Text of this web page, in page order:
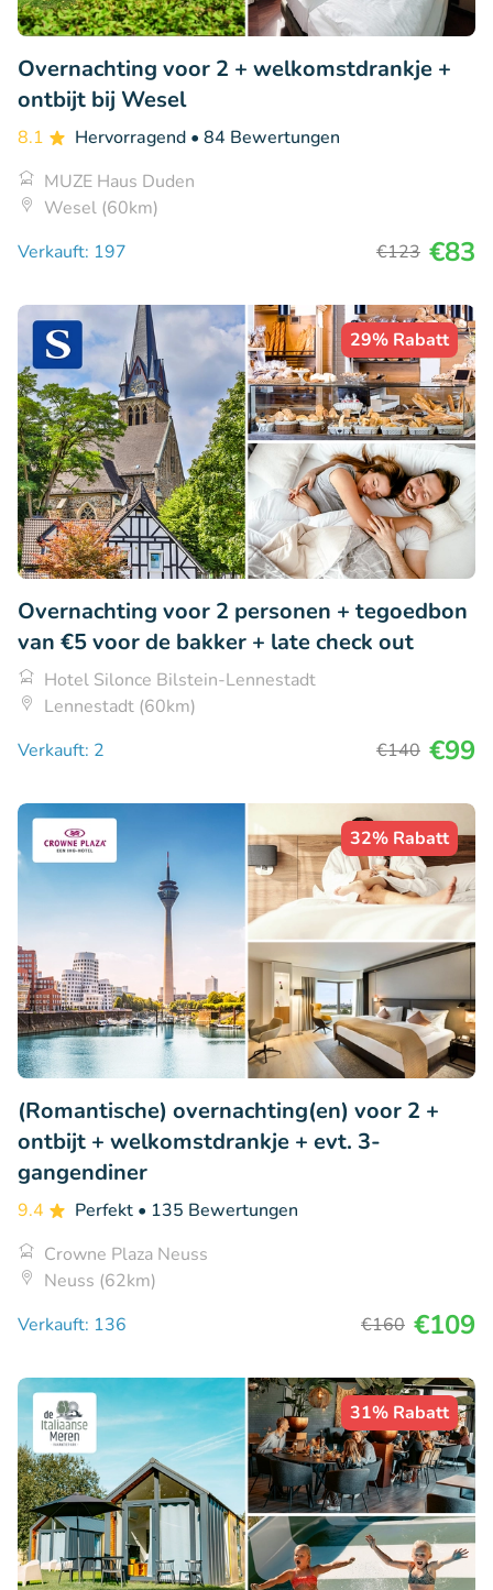
Overnachting voor 2 + welkomstdrankje +
ontbijt bij Wesel
8.1 Hervorragend • 84 Bewertungen
MUZE Haus Duden
Wesel (60km)
Verkauft: 197
€123 €83
29% Rabatt
Overnachting voor 2 personen + tegoedbon
van €5 voor de bakker + late check out
Hotel Silonce Bilstein-Lennestadt
Lennestadt (60km)
Verkauft: 2
€140 €99
32% Rabatt
(Romantische) overnachting(en) voor 2 +
ontbijt + welkomstdrankje + evt. 3-
gangendiner
9.4 Perfekt • 135 Bewertungen
Crowne Plaza Neuss
Neuss (62km)
Verkauft: 136
€160 €109
31% Rabatt